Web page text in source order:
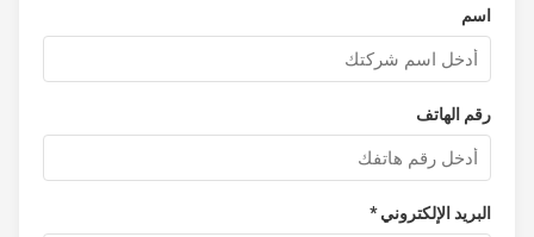
رقم الهاتف
البريد الإلكتروني *